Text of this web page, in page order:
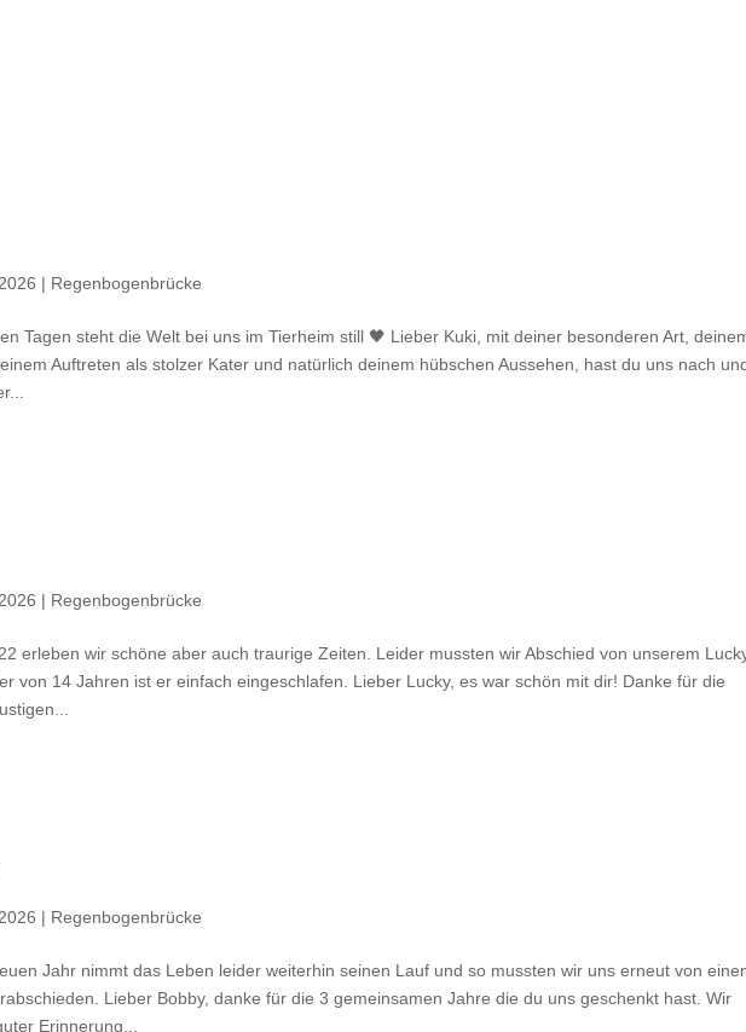
| Regenbogenbrücke
Tagen steht die Welt bei uns im Tierheim still 🖤 Lieber Kuki, mit deiner besonderen Art,
Auftreten als stolzer Kater und natürlich deinem hübschen Aussehen, hast du uns nach
| Regenbogenbrücke
erleben wir schöne aber auch traurige Zeiten. Leider mussten wir Abschied von unserem
von 14 Jahren ist er einfach eingeschlafen. Lieber Lucky, es war schön mit dir! Danke für die
| Regenbogenbrücke
Jahr nimmt das Leben leider weiterhin seinen Lauf und so mussten wir uns erneut von
Lieber Bobby, danke für die 3 gemeinsamen Jahre die du uns geschenkt hast. Wir
Erinnerung...